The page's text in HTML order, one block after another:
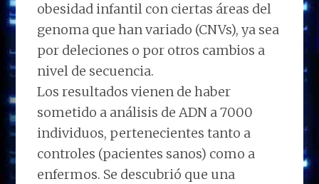
obesidad infantil con ciertas áreas del
genoma que han variado (CNVs), ya sea
por deleciones o por otros cambios a
nivel de secuencia.
Los resultados vienen de haber
sometido a análisis de ADN a 7000
individuos, pertenecientes tanto a
controles (pacientes sanos) como a
enfermos. Se descubrió que una